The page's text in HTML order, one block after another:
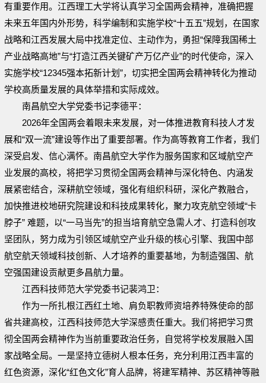
有重要作用。江西理工大学将认真学习全国两会精神，准确把握
未来五年国内外形势，科学编制和实施学校“十五五”规划，在国家
战略和江西发展大局中找准定位、主动作为，勇担“保障我国稀土
产业战略高地”与“打造江西关键矿产万亿产业”的时代使命，深入
实施学校“12345强本拓新计划”，切实把全国两会精神转化为推动
学校高质量发展的具体举措和实际成效。
南昌航空大学党委书记李德平：
2026年全国两会着眼未来发展，对一体推进教育科技人才发
展和“双一流”建设等作出了重要部署。作为高等教育工作者，我们
深受启发、信心满怀。南昌航空大学作为服务国家和区域航空产
业发展的高校，将把学习贯彻全国两会精神与深化特色、内涵发
展紧密结合，深耕航空领域，强化有组织科研，深化产教融合，
加快推进校地研究院建设和科技成果转化，聚力攻克航空领域“卡
脖子” 难题，以“一马当先”的担当培育航空急需人才、打造科创攻
坚团队，努力成为引领区域航空产业升级的核心引擎、我国中部
航空航天领域科技创新、人才培养的重要基地，为制造强国、航
空强国建设贡献更多昌航力量。
江西科技师范大学党委书记裴鸿卫：
作为一所扎根江西红土地、肩负职教师资培养特殊使命的部
省共建高校，江西科技师范大学深感责任重大。我们将把学习贯
彻全国两会精神作为当前重要政治任务，自觉将学校发展融入国
家战略全局。一是坚持立德树人根本任务，充分利用江西丰富的
红色资源，深化“红色文化”育人品牌，将建军精神、苏区精神等融